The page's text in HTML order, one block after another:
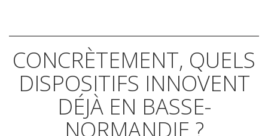
CONCRÈTEMENT, QUELS
DISPOSITIFS INNOVENT
DÉJÀ EN BASSE-
NORMANDIE ?